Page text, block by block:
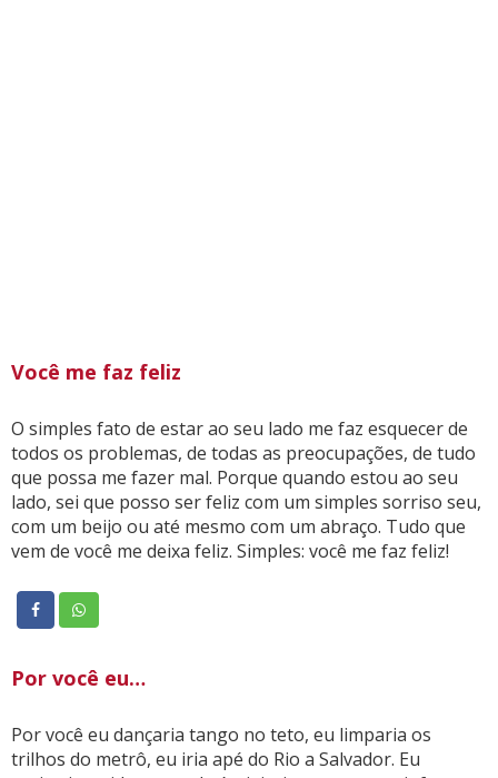
Você me faz feliz
O simples fato de estar ao seu lado me faz esquecer de
todos os problemas, de todas as preocupações, de tudo
que possa me fazer mal. Porque quando estou ao seu
lado, sei que posso ser feliz com um simples sorriso seu,
com um beijo ou até mesmo com um abraço. Tudo que
vem de você me deixa feliz. Simples: você me faz feliz!
Por você eu…
Por você eu dançaria tango no teto, eu limparia os
trilhos do metrô, eu iria apé do Rio a Salvador. Eu